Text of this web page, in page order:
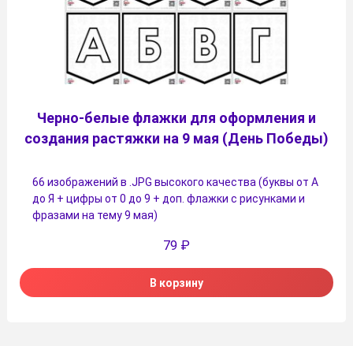
Черно-белые флажки для оформления и
создания растяжки на 9 мая (День Победы)
66 изображений в .JPG высокого качества (буквы от А
до Я + цифры от 0 до 9 + доп. флажки с рисунками и
фразами на тему 9 мая)
79 ₽
В корзину